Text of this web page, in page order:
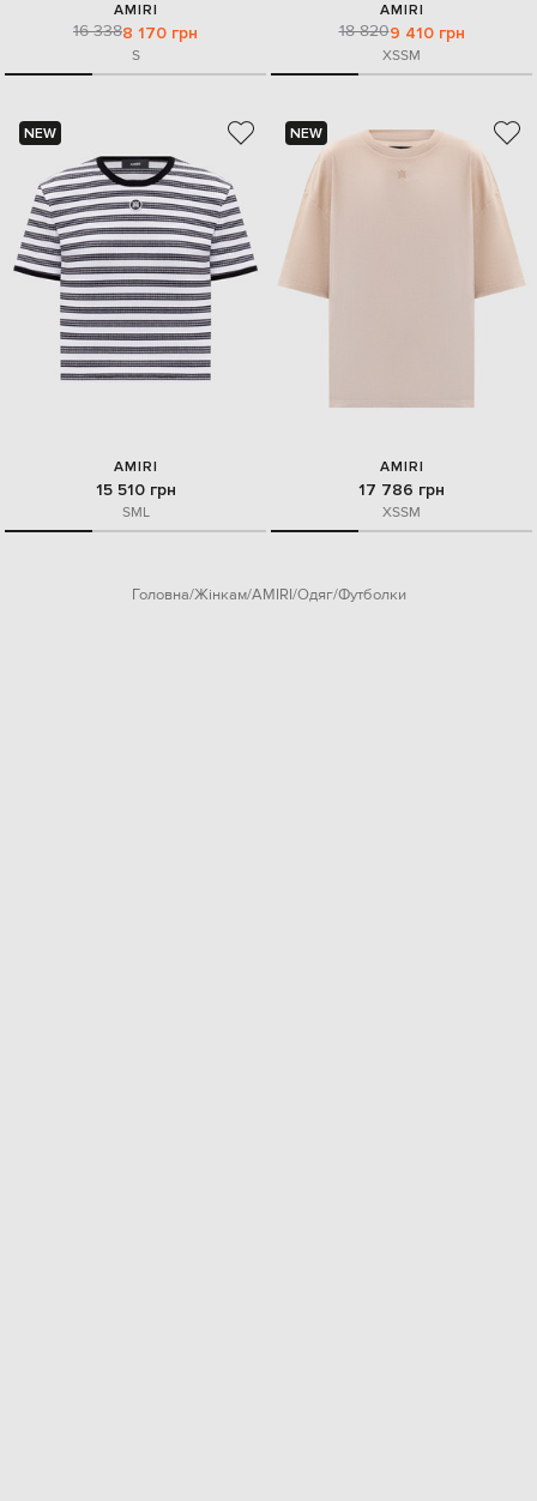
AMIRI
16 3388 170 грн
S
AMIRI
18 8209 410 грн
XSSM
NEW
AMIRI
15 510 грн
SML
NEW
AMIRI
17 786 грн
XSSM
Головна Жінкам AMIRI Одяг Футболки